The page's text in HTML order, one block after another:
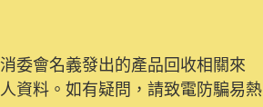
委會名義發出的產品回收相關來
資料。如有疑問，請致電防騙易熱
新功能。由2025年11月10日起，
提交投訴、查詢及建議。所有提交